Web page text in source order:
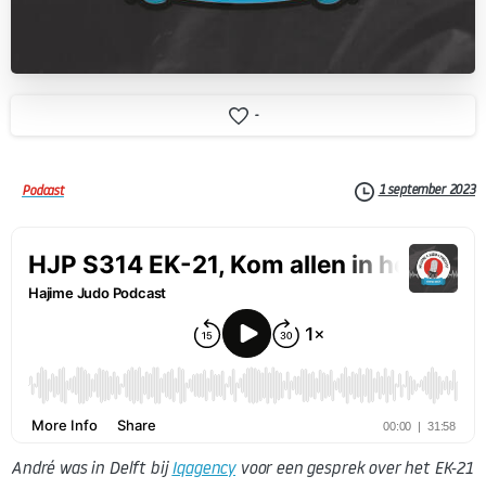
-
Podcast 1 september 2023
André was in Delft bij Iqagencyvoor een gesprek over het EK-21